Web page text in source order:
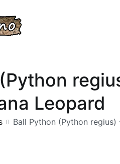
Leopard
Ball Python (Python